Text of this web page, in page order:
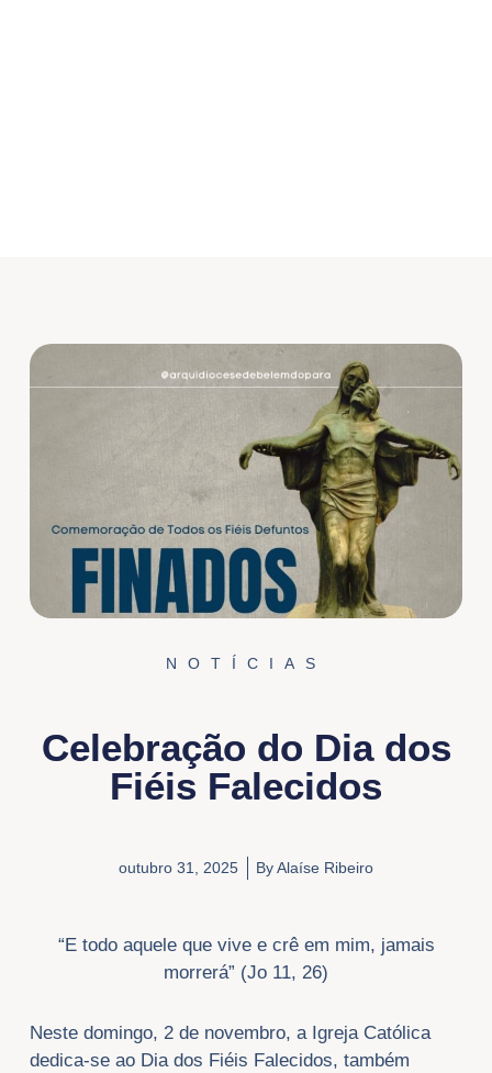
NOTÍCIAS
Celebração do Dia dos
Fiéis Falecidos
outubro 31, 2025 ByAlaíse Ribeiro
“E todo aquele que vive e crê em mim, jamais
morrerá” (Jo 11, 26)
Neste domingo, 2 de novembro, a Igreja Católica
dedica-se ao Dia dos Fiéis Falecidos, também